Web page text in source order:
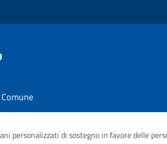
personalizzati di sostegno in favore delle